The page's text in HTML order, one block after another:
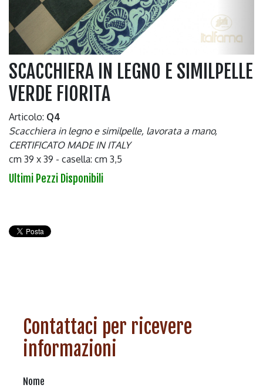
SCACCHIERA IN LEGNO E SIMILPELLE
VERDE FIORITA
Articolo: Q4
Scacchiera in legno e similpelle, lavorata a mano,
CERTIFICATO MADE IN ITALY
cm 39 x 39 - casella: cm 3,5
Ultimi Pezzi Disponibili
Contattaci per ricevere
informazioni
Nome